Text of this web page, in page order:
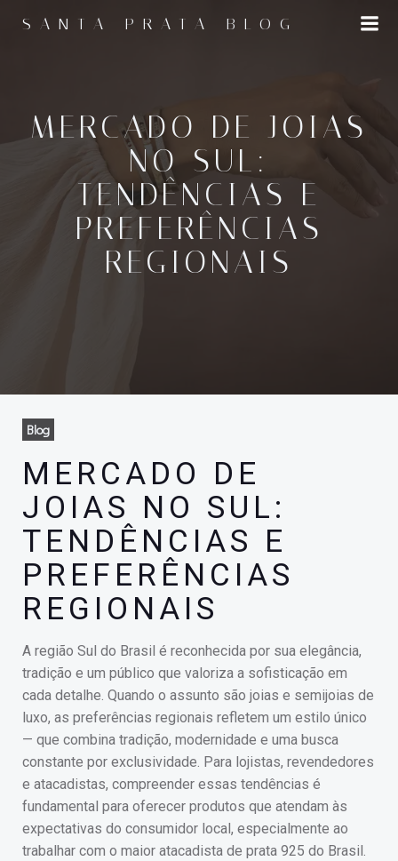
para
SANTA PRATA BLOG
MERCADO DE JOIAS
NO SUL:
TENDÊNCIAS E
PREFERÊNCIAS
REGIONAIS
Blog
MERCADO DE
JOIAS NO SUL:
TENDÊNCIAS E
PREFERÊNCIAS
REGIONAIS
A região Sul do Brasil é reconhecida por sua elegância,
tradição e um público que valoriza a sofisticação em
cada detalhe. Quando o assunto são joias e semijoias de
luxo, as preferências regionais refletem um estilo único
— que combina tradição, modernidade e uma busca
constante por exclusividade. Para lojistas, revendedores
e atacadistas, compreender essas tendências é
fundamental para oferecer produtos que atendam às
expectativas do consumidor local, especialmente ao
trabalhar com o maior atacadista de prata 925 do Brasil.